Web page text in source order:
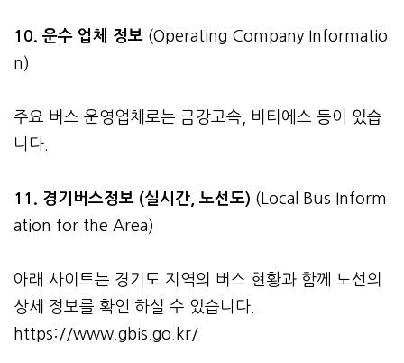
10. 운수 업체 정보 (Operating Company Informatio
n)
주요 버스 운영업체로는 금강고속, 비티에스 등이 있습
니다.
11. 경기버스정보 (실시간, 노선도) (Local Bus Inform
ation for the Area)
아래 사이트는 경기도 지역의 버스 현황과 함께 노선의
상세 정보를 확인 하실 수 있습니다.
https://www.gbis.go.kr/